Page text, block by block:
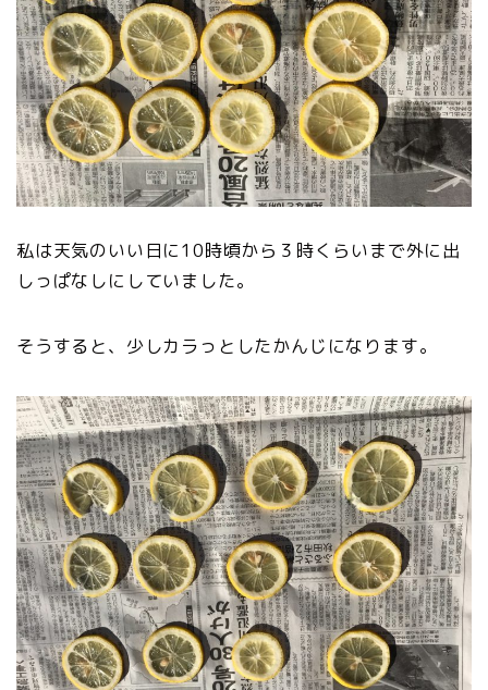
私は天気のいい日に10時頃から３時くらいまで外に出
しっぱなしにしていました。
そうすると、少しカラっとしたかんじになります。